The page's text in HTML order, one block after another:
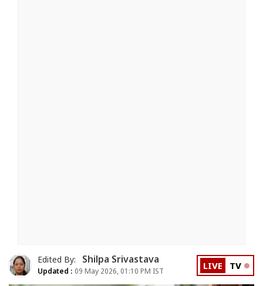
Edited By: Shilpa Srivastava
Updated : 09 May 2026, 01:10 PM IST LIVE TV